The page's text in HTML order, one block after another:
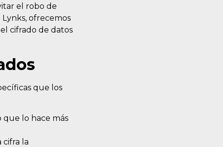
el robo de
ofrecemos
cifrado de datos
que los
que lo hace más
cifra la